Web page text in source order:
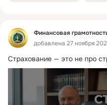
Финансовая
добавлена 27 ноября
Страхование — это не про